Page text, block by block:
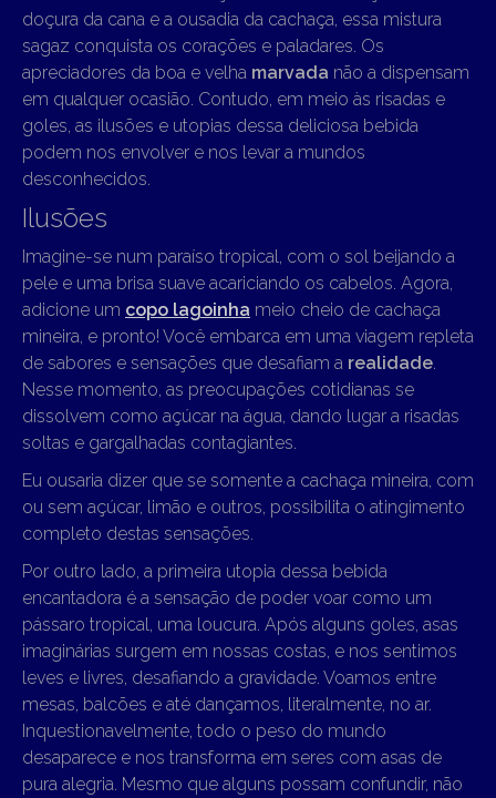
doçura da cana e a ousadia da cachaça, essa mistura
sagaz conquista os corações e paladares. Os
apreciadores da boa e velha marvada não a dispensam
em qualquer ocasião. Contudo, em meio às risadas e
goles, as ilusões e utopias dessa deliciosa bebida
podem nos envolver e nos levar a mundos
desconhecidos.
Ilusões
Imagine-se num paraíso tropical, com o sol beijando a
pele e uma brisa suave acariciando os cabelos. Agora,
adicione um copo lagoinha meio cheio de cachaça
mineira, e pronto! Você embarca em uma viagem repleta
de sabores e sensações que desafiam a realidade
Nesse momento, as preocupações cotidianas se
dissolvem como açúcar na água, dando lugar a risadas
soltas e gargalhadas contagiantes.
Eu ousaria dizer que se somente a cachaça mineira, com
ou sem açúcar, limão e outros, possibilita o atingimento
completo destas sensações.
Por outro lado, a primeira utopia dessa bebida
encantadora é a sensação de poder voar como um
pássaro tropical, uma loucura. Após alguns goles, asas
imaginárias surgem em nossas costas, e nos sentimos
leves e livres, desafiando a gravidade. Voamos entre
mesas, balcões e até dançamos, literalmente, no ar.
Inquestionavelmente, todo o peso do mundo
desaparece e nos transforma em seres com asas de
pura alegria. Mesmo que alguns possam confundir, não